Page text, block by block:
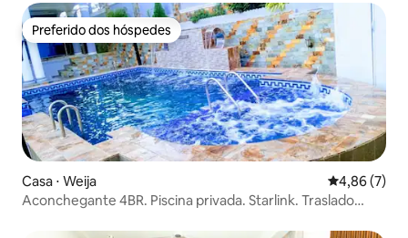
Preferido dos hóspedes
Preferido dos hóspedes
Casa ⋅ Weija 4,86 de uma
4,86 (7)
Aconchegante 4BR. Piscina privada. Starlink. Traslado